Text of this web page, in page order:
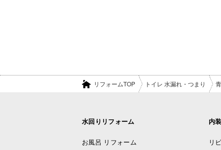
リフォームTOP トイレ 水漏れ・つまり
水回りリフォーム
お風呂 リフォーム
内
リ